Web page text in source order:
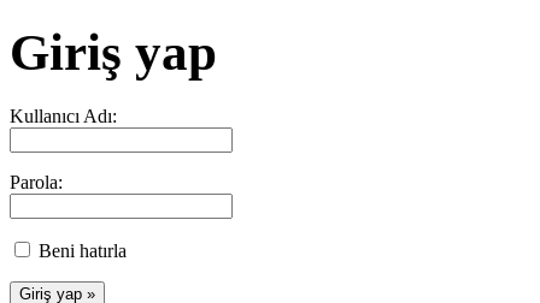
Giriş yap
Kullanıcı Adı:
Parola:
Beni hatırla